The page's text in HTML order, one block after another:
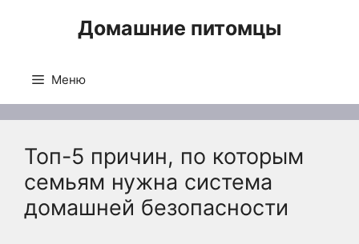
Домашние питомцы
Меню
Топ-5 причин, по которым
семьям нужна система
домашней безопасности